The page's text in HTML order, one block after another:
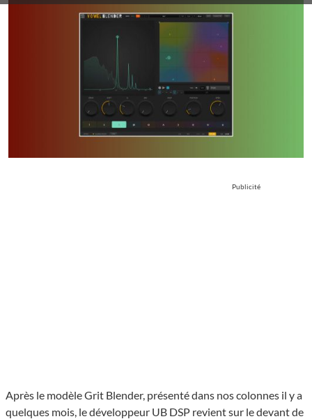
Publicité
Après le modèle Grit Blender, présenté dans nos colonnes il y a
quelques mois, le développeur UB DSP revient sur le devant de